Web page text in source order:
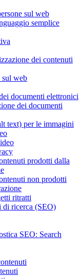
sul web
semplice
dei contenuti
sul web
documenti elettronici
dei documenti
text) per le immagini
prodotti dalla
non prodotti
ritratti
di ricerca (SEO)
SEO: Search